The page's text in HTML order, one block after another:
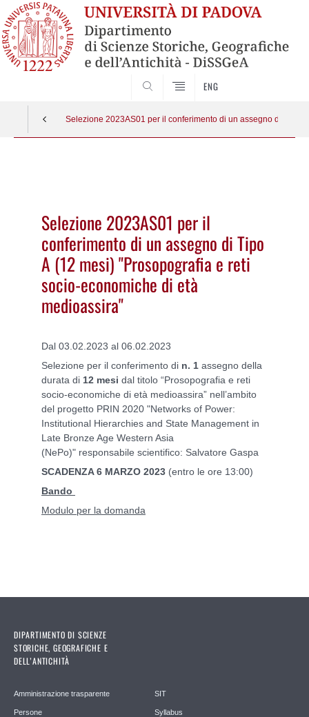
ENG
Selezione 2023AS01 per il conferimento di un assegno di Tipo
Selezione 2023AS01 per il
conferimento di un assegno di Tipo
A (12 mesi) "Prosopografia e reti
socio-economiche di età
medioassira"
Dal 03.02.2023 al 06.02.2023
Selezione per il conferimento di n. 1 assegno della
durata di 12 mesi dal titolo “Prosopografia e reti
socio-economiche di età medioassira” nell’ambito
del progetto PRIN 2020 "Networks of Power:
Institutional Hierarchies and State Management in
Late Bronze Age Western Asia
(NePo)" responsabile scientifico: Salvatore Gaspa
SCADENZA 6 MARZO 2023 (entro le ore 13:00)
Bando
Modulo per la domanda
DIPARTIMENTO DI SCIENZE
STORICHE, GEOGRAFICHE E
DELL’ANTICHITÀ
Amministrazione trasparente
Persone
SIT
Syllabus